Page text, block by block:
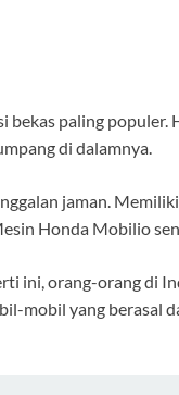
paling
di dalamnya.
jaman.
Honda Mobilio
ini, orang-orang di
mobil yang berasal